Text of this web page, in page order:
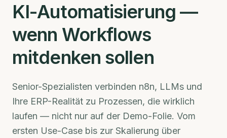
KI-Automatisierung —
wenn Workflows
mitdenken sollen
Senior-Spezialisten verbinden n8n, LLMs und
Ihre ERP-Realität zu Prozessen, die wirklich
laufen — nicht nur auf der Demo-Folie. Vom
ersten Use-Case bis zur Skalierung über